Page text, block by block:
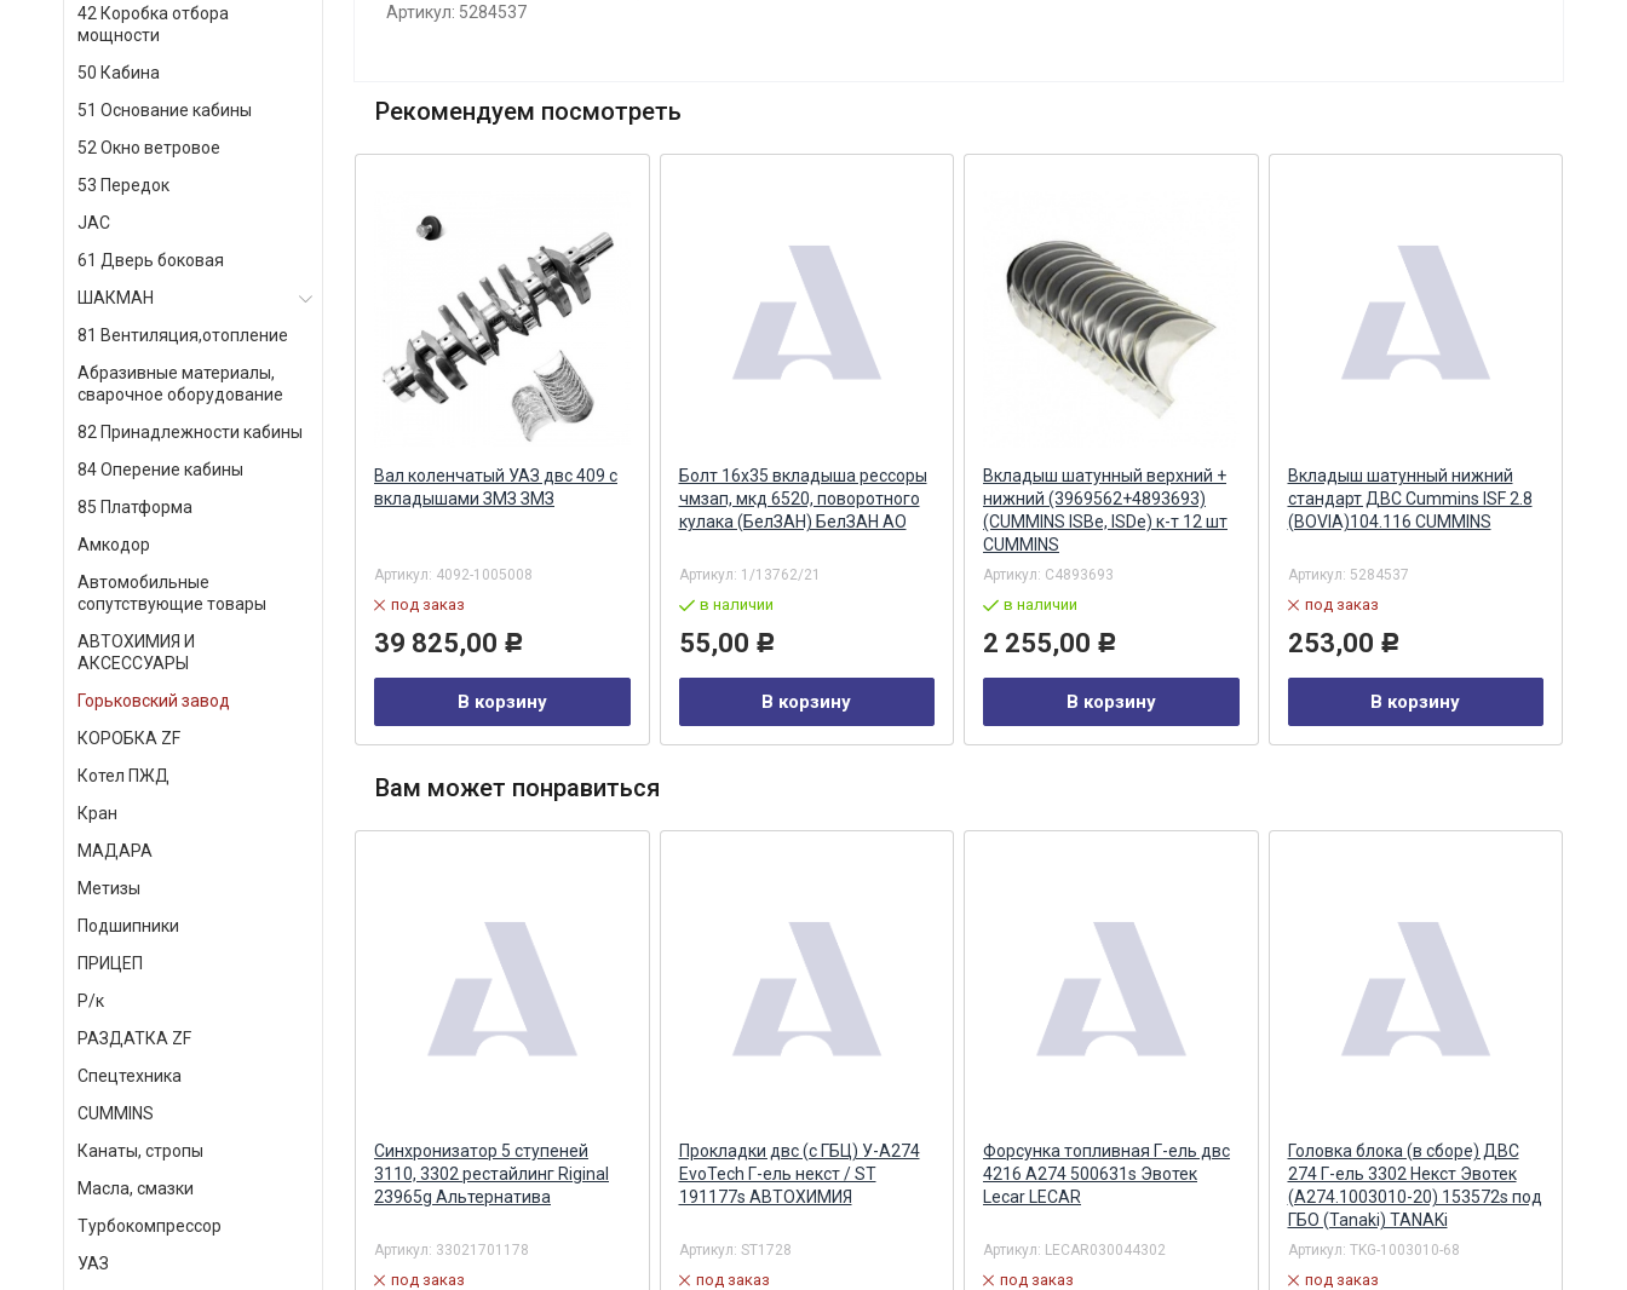
42 Коробка отбора
мощности
50 Кабина
51 Основание кабины
52 Окно ветровое
53 Передок
JAC
61 Дверь боковая
ШАКМАН
81 Вентиляция,отопление
Абразивные материалы,
сварочное оборудование
82 Принадлежности кабины
84 Оперение кабины
85 Платформа
Амкодор
Автомобильные
сопутствующие товары
АВТОХИМИЯ И
АКСЕССУАРЫ
Горьковский завод
КОРОБКА ZF
Котел ПЖД
Кран
МАДАРА
Метизы
Подшипники
ПРИЦЕП
Р/к
РАЗДАТКА ZF
Спецтехника
СUMMINS
Канаты, стропы
Масла, смазки
Турбокомпрессор
УАЗ
Артикул: 5284537
Рекомендуем посмотреть
Вкладыш шатунный верхний
стандарт (CUMMINS ISBe, ISDe,
4BT3.9) CUMMINS
Артикул: 3969562
под заказ
144,00 Р
В корзину
Вал коленчатый УАЗ двс 409 с
вкладышами ЗМЗ ЗМЗ
Артикул: 4092-1005008
под заказ
39 825,00 Р
В корзину
Болт 16х35 вкладыша рессоры
чмзап, мкд 6520, поворотного
кулака (БелЗАН) БелЗАН АО
Артикул: 1/13762/21
в наличии
55,00 Р
В корзину
Вкладыш шатунный верхний +
нижний (3969562+4893693)
(CUMMINS ISBe, ISDe) к-т 12 шт
CUMMINS
Артикул: С4893693
в наличии
2 255,00 Р
В корзину
Вкладыш шатунный нижний
стандарт ДВС Cummins ISF 2.8
(BOVIA)104.116 CUMMINS
Артикул: 5284537
под заказ
253,00 Р
В корзину
Вам может понравиться
Кольца осевого смещения двс
Синхронизатор 5 ступеней
3110, 3302 рестайлинг Riginal
23965g Альтернатива
Артикул: 33021701178
под заказ
Прокладки двс (с ГБЦ) У-А274
EvoTech Г-ель некст / ST
191177s АВТОХИМИЯ
Артикул: ST1728
под заказ
Форсунка топливная Г-ель двс
4216 А274 500631s Эвотек
Lecar LECAR
Артикул: LECAR030044302
под заказ
Головка блока (в сборе) ДВС
274 Г-ель 3302 Некст Эвотек
(A274.1003010-20) 153572s под
ГБО (Tanaki) TANAKi
Артикул: TKG-1003010-68
под заказ